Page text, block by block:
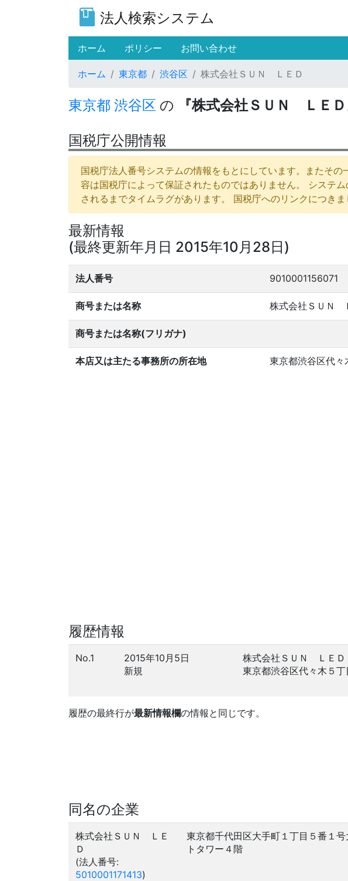
法人検索システム
ホーム (current)
ポリシー お問い合わせ
ホーム 東京都 渋谷区 株式会社ＳＵＮ ＬＥＤ
東京都 渋谷区 の 『株式会社ＳＵＮ ＬＥＤ
国税庁公開情報
国税庁法人番号システムの情報をもとにしています。またそ
容は国税庁によって保証されたものではありません。 システ
されるまでタイムラグがあります。 国税庁へのリンクにつきま
最新情報
(最終更新年月日 2015年10月28日)
法人番号 9010001156071
商号または名称 株式会社ＳＵＮ
商号または名称(フリガナ)
本店又は主たる事務所の所在地 東京都渋谷区代
履歴情報
No.1
2015年10月5日
新規
株式会社ＳＵＮ ＬＥＤ
東京都渋谷区代々木５
履歴の最終行が最新情報欄の情報と同じです。
同名の企業
株式会社ＳＵＮ ＬＥ
Ｄ
(法人番号:
5010001171413)
東京都千代田区大手町１丁目５番１
トタワー４階